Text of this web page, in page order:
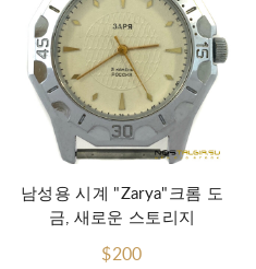
남성용 시계 "Zarya"크롬 도
금, 새로운 스토리지
$200